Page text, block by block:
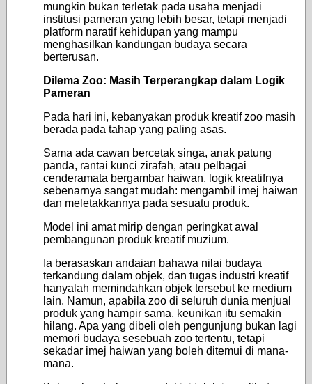
mungkin bukan terletak pada usaha menjadi
institusi pameran yang lebih besar, tetapi menjadi
platform naratif kehidupan yang mampu
menghasilkan kandungan budaya secara
berterusan.
Dilema Zoo: Masih Terperangkap dalam Logik
Pameran
Pada hari ini, kebanyakan produk kreatif zoo masih
berada pada tahap yang paling asas.
Sama ada cawan bercetak singa, anak patung
panda, rantai kunci zirafah, atau pelbagai
cenderamata bergambar haiwan, logik kreatifnya
sebenarnya sangat mudah: mengambil imej haiwan
dan meletakkannya pada sesuatu produk.
Model ini amat mirip dengan peringkat awal
pembangunan produk kreatif muzium.
Ia berasaskan andaian bahawa nilai budaya
terkandung dalam objek, dan tugas industri kreatif
hanyalah memindahkan objek tersebut ke medium
lain. Namun, apabila zoo di seluruh dunia menjual
produk yang hampir sama, keunikan itu semakin
hilang. Apa yang dibeli oleh pengunjung bukan lagi
memori budaya sesebuah zoo tertentu, tetapi
sekadar imej haiwan yang boleh ditemui di mana-
mana.